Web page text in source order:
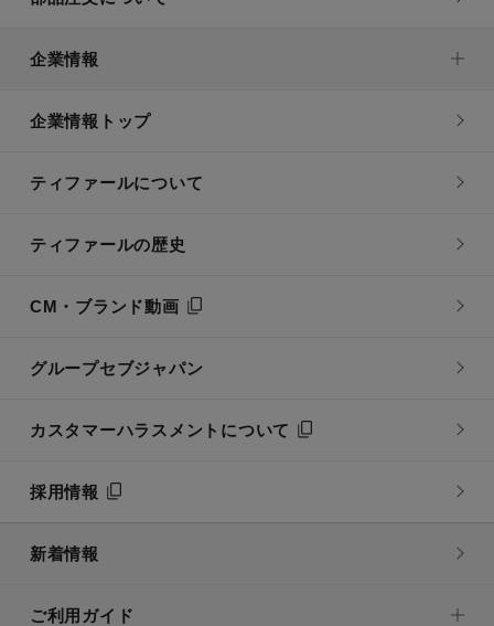
企業情報
企業情報トップ
ティファールについて
ティファールの歴史
CM・ブランド動画
グループセブジャパン
カスタマーハラスメントについて
採用情報
新着情報
ご利用ガイド